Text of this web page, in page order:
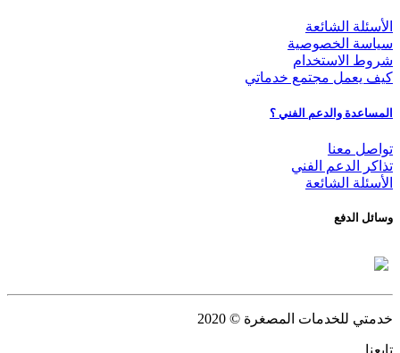
الأسئلة الشائعة
سياسة الخصوصية
شروط الاستخدام
كيف يعمل مجتمع خدماتي
المساعدة والدعم الفني ؟
تواصل معنا
تذاكر الدعم الفني
الأسئلة الشائعة
وسائل الدفع
خدمتي للخدمات المصغرة © 2020